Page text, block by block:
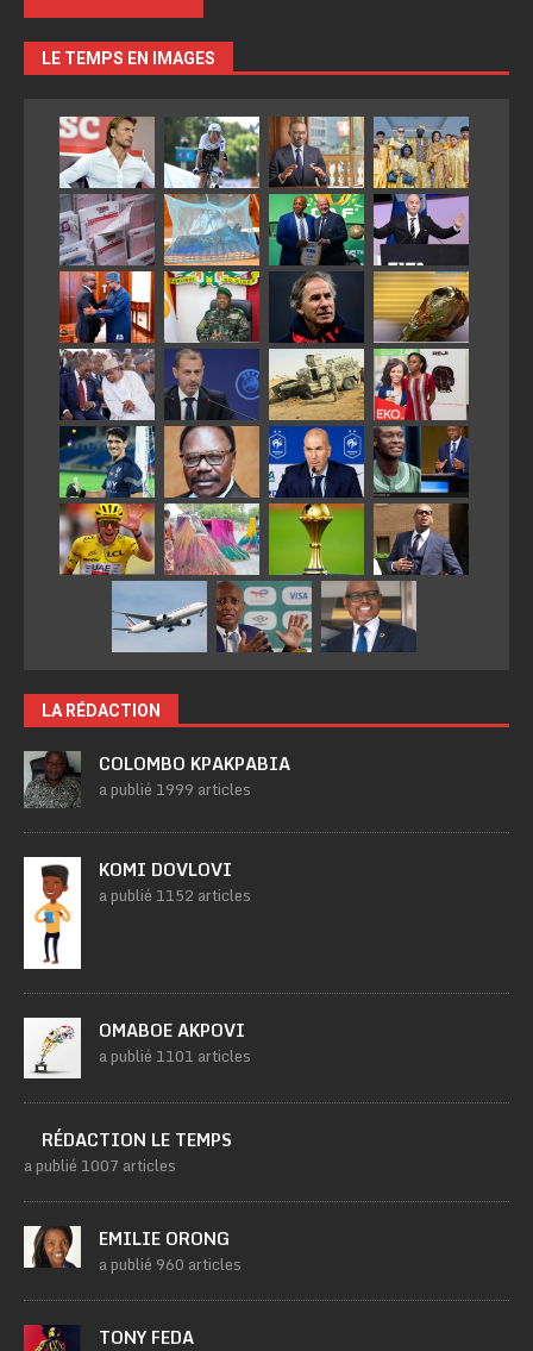
LE TEMPS EN IMAGES
LA RÉDACTION
COLOMBO KPAKPABIA
a publié 1999 articles
KOMI DOVLOVI
a publié 1152 articles
OMABOE AKPOVI
a publié 1101 articles
RÉDACTION LE TEMPS
a publié 1007 articles
EMILIE ORONG
a publié 960 articles
TONY FEDA